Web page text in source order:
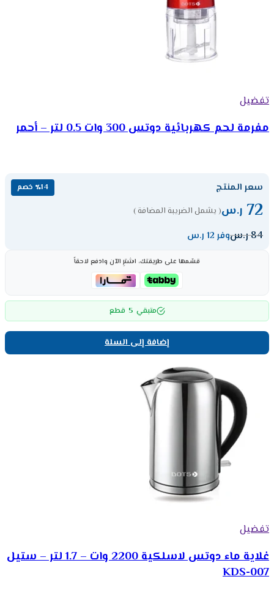
تفضيل
مفرمة لحم كهربائية دوتس 300 وات 0.5 لتر – أحمر
سعر المنتج ٪14 خصم
72 ر.س( يشمل الضريبة المضافة )
84ر.سوفر 12 ر.س
قسّمها على طريقتك، اشترِ الآن وادفع لاحقاً
متبقي 5 قطع
إضافة إلى السلة
تفضيل
غلاية ماء دوتس لاسلكية 2200 وات – 1.7 لتر – ستيل
KDS-007